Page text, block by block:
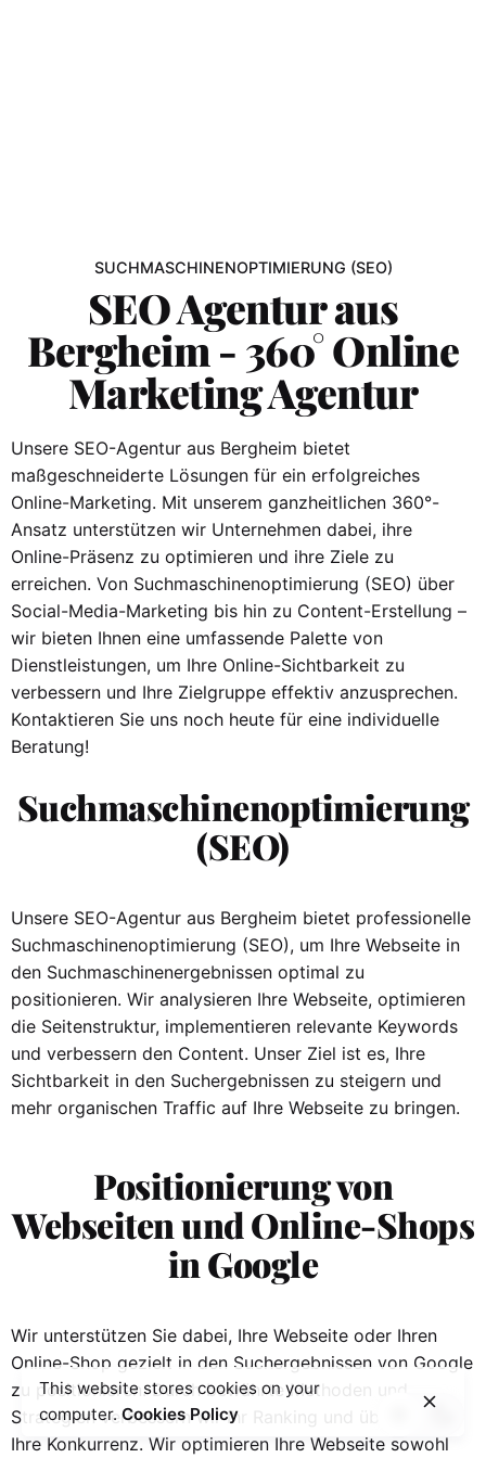
SUCHMASCHINENOPTIMIERUNG (SEO)
SEO Agentur aus
Bergheim - 360° Online
Marketing Agentur
Unsere SEO-Agentur aus Bergheim bietet
maßgeschneiderte Lösungen für ein erfolgreiches
Online-Marketing. Mit unserem ganzheitlichen 360°-
Ansatz unterstützen wir Unternehmen dabei, ihre
Online-Präsenz zu optimieren und ihre Ziele zu
erreichen. Von Suchmaschinenoptimierung (SEO) über
Social-Media-Marketing bis hin zu Content-Erstellung –
wir bieten Ihnen eine umfassende Palette von
Dienstleistungen, um Ihre Online-Sichtbarkeit zu
verbessern und Ihre Zielgruppe effektiv anzusprechen.
Kontaktieren Sie uns noch heute für eine individuelle
Beratung!
Suchmaschinenoptimierung
(SEO)
Unsere SEO-Agentur aus Bergheim bietet professionelle
Suchmaschinenoptimierung (SEO), um Ihre Webseite in
den Suchmaschinenergebnissen optimal zu
positionieren. Wir analysieren Ihre Webseite, optimieren
die Seitenstruktur, implementieren relevante Keywords
und verbessern den Content. Unser Ziel ist es, Ihre
Sichtbarkeit in den Suchergebnissen zu steigern und
mehr organischen Traffic auf Ihre Webseite zu bringen.
Positionierung von
Webseiten und Online-Shops
in Google
Wir unterstützen Sie dabei, Ihre Webseite oder Ihren
Online-Shop gezielt in den Suchergebnissen von Google
zu positionieren. Durch bewährte Methoden und
Strategien verbessern wir Ihr Ranking und überholen
Ihre Konkurrenz. Wir optimieren Ihre Webseite sowohl
This website stores cookies on your
computer. Cookies Policy